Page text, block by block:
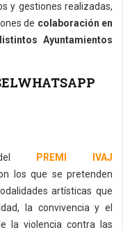
y gestiones realizadas,
de colaboración en
Ayuntamientos
del
PREMI IVAJ
los que se pretenden
artísticas que
la convivencia y el
la violencia contra las